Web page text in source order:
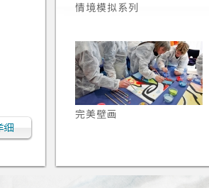
情境模拟系列
完美壁画